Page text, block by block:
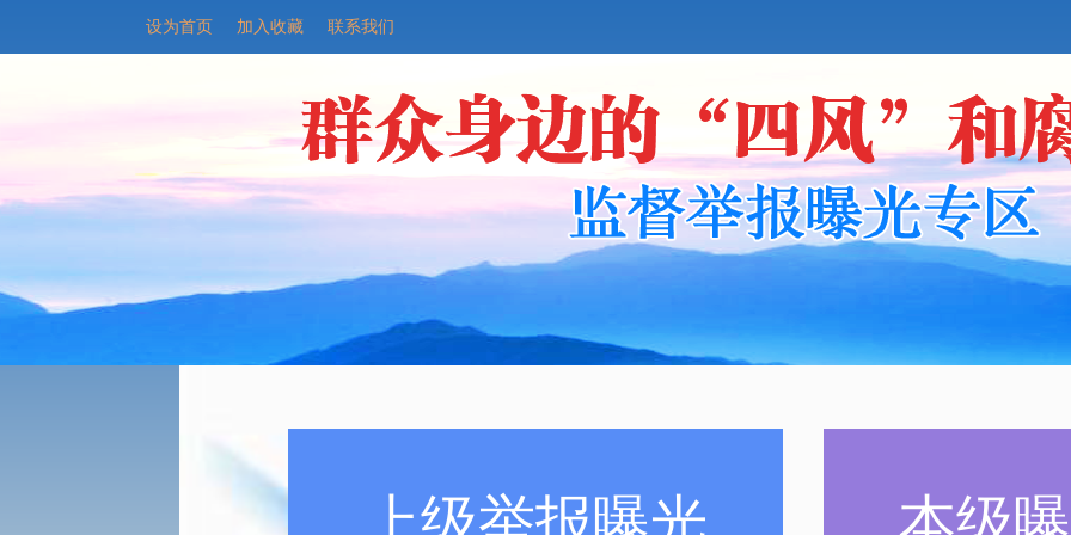
设为首页 加入收藏 联系我们
上级举报曝光 本级